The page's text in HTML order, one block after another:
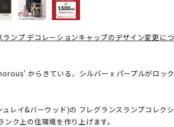
ランプ デコレーションキャップのデザイン変更につ
からきている、シルバー x パープルがロック
レイ&バーウッド)の フレグランスランプコレクシ
ク上の住環境を作り上げます。